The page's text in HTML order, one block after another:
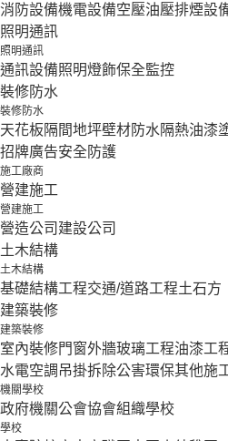
消防設備機電設備空壓油壓排煙設
照明通訊
照明通訊
通訊設備照明燈飾保全監控
裝修防水
裝修防水
天花板隔間地坪壁材防水隔熱油漆
招牌廣告安全防護
施工廠商
營建施工
營建施工
營造公司 建設公司
土木結構
土木結構
基礎結構工程交通/道路工程土石方
建築裝修
建築裝修
室內裝修門窗外牆玻璃工程油漆工
水電空調 吊掛拆除公害環保其他施
機關學校
政府機關公會協會組織學校
學校